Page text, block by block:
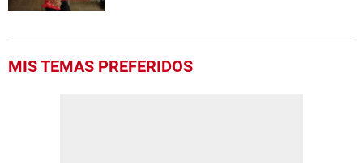
MIS TEMAS PREFERIDOS